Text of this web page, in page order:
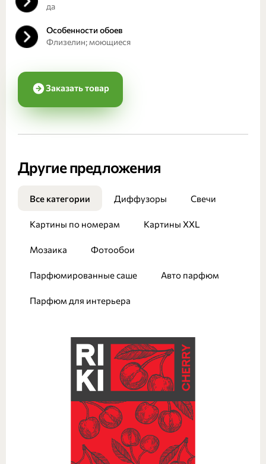
да
Особенности обоев
Флизелин; моющиеся
Заказать товар
Другие предложения
Все категории Диффузоры Свечи
Картины по номерам Картины XXL
Мозаика Фотообои
Парфюмированные саше Авто парфюм
Парфюм для интерьера